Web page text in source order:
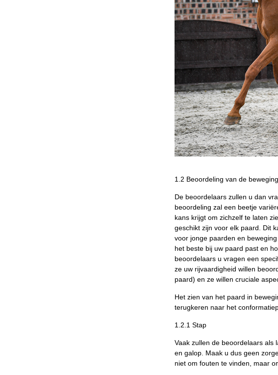
1.2 Beoordeling van de beweging
De beoordelaars zullen u dan
beoordeling zal een beetje
kans krijgt om zichzelf te laten
geschikt zijn voor elk paard. Dit
voor jonge paarden en
het beste bij uw paard past en
beoordelaars u vragen een
ze uw rijvaardigheid willen
paard) en ze willen cruciale
Het zien van het paard in
terugkeren naar het
1.2.1 Stap
Vaak zullen de beoordelaars als
en galop. Maak u dus geen
niet om fouten te vinden, maar